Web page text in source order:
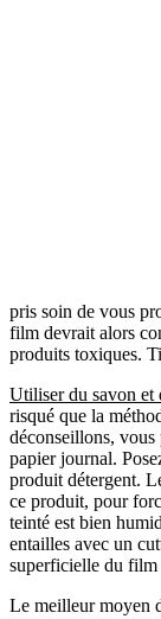
pris soin de vous
film devrait alors
produits toxiques.
Utiliser du savon et
risqué que la
déconseillons, vous
papier journal.
produit détergent.
ce produit, pour
teinté est bien
entailles avec un
superficielle du
Le meilleur moyen